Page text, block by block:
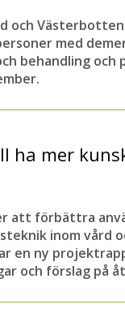
och
med
behandling
ha mer
att förbättra
inom vård
en ny
och förslag på